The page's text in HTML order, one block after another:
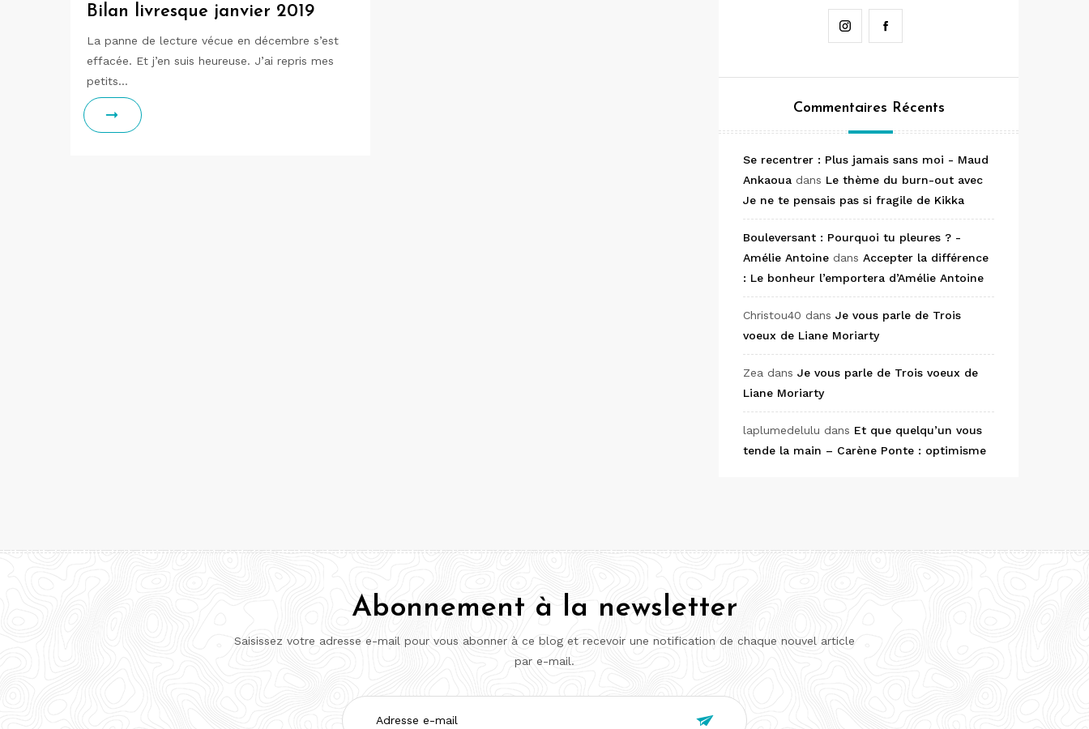
Bilan livresque janvier 2019
La panne de lecture vécue en décembre s’est
effacée. Et j’en suis heureuse. J’ai repris mes
petits…
Instagram
Commentaires Récents
Se recentrer : Plus jamais sans moi - Maud
Ankaoua dans Le thème du burn-out avec
Je ne te pensais pas si fragile de Kikka
Bouleversant : Pourquoi tu pleures ? -
Amélie Antoine dans Accepter la différence
: Le bonheur l’emportera d’Amélie Antoine
Christou40 dans Je vous parle de Trois
voeux de Liane Moriarty
Zea dans Je vous parle de Trois voeux de
Liane Moriarty
laplumedelulu dans Et que quelqu’un vous
tende la main – Carène Ponte : optimisme
Abonnement à la newsletter
Saisissez votre adresse e-mail pour vous abonner à ce blog et recevoir une notification de chaque nouvel article
par e-mail.
Adresse
e-
